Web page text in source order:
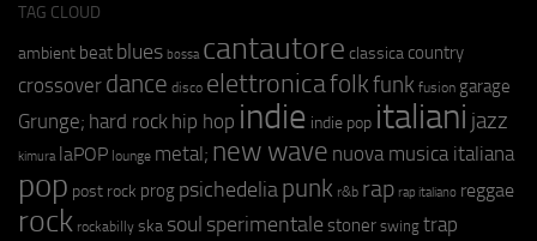
TAG CLOUD
ambient beat blues bossa cantautore classica country
crossover dance disco elettronicafolkfunk fusion garage
Grunge; hard rock hip hop indie indie pop italiani jazz
kimura laPOP lounge metal; new wave nuova musica italiana
pop post rock prog psichedeliapunk r&b rap rap italiano reggae
rock rockabilly ska soul sperimentale stoner swing trap